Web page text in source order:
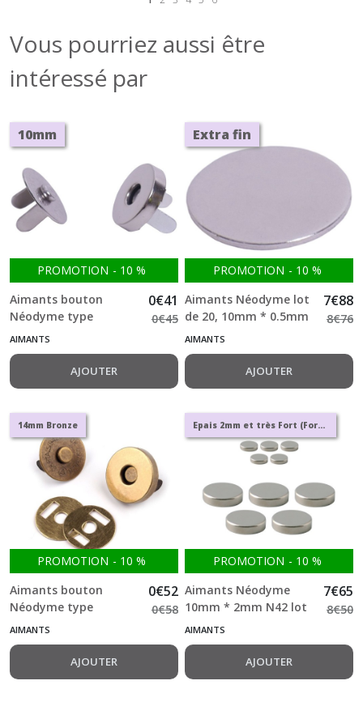
Vous pourriez aussi être
intéressé par
10mm
PROMOTION - 10 %
Aimants bouton
Néodyme type
attache parisienne
0€41
0€45
AIMANTS
AJOUTER
Extra fin
PROMOTION - 10 %
Aimants Néodyme lot
de 20, 10mm * 0.5mm
N52 Fort et extra fin
7€88
8€76
AIMANTS
AJOUTER
14mm Bronze
PROMOTION - 10 %
Aimants bouton
Néodyme type
attache parisienne
0€52
0€58
AIMANTS
AJOUTER
Epais 2mm et très Fort (Force : +++++)
PROMOTION - 10 %
Aimants Néodyme
10mm * 2mm N42 lot
de 20 Très Fort Epais
7€65
8€50
AIMANTS
AJOUTER